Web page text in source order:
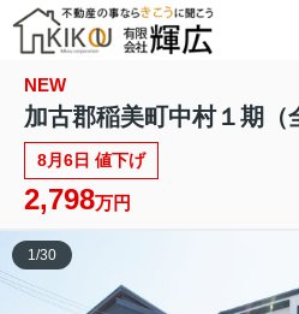
NEW
加古郡稲美町中村１期（
8月6日 値下げ
2,798万円
1/30